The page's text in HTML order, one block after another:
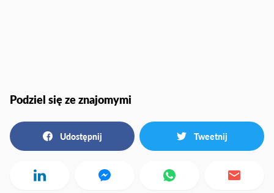
Podziel się ze znajomymi
Udostępnij Tweetnij